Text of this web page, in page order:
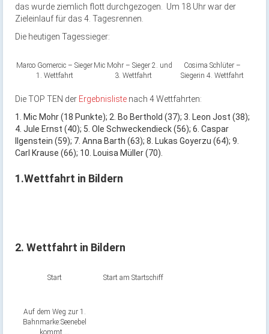
das wurde ziemlich flott durchgezogen. Um 18 Uhr war der
Zieleinlauf für das 4. Tagesrennen.
Die heutigen Tagessieger:
Marco Gomercic – Sieger
1. Wettfahrt
Mic Mohr – Sieger 2. und
3. Wettfahrt
Cosima Schlüter –
Siegerin 4. Wettfahrt
Die TOP TEN der Ergebnisliste nach 4 Wettfahrten:
1. Mic Mohr (18 Punkte); 2. Bo Berthold (37); 3. Leon Jost (38);
4. Jule Ernst (40); 5. Ole Schweckendieck (56); 6. Caspar
Ilgenstein (59); 7. Anna Barth (63); 8. Lukas Goyerzu (64); 9.
Carl Krause (66); 10. Louisa Müller (70).
1.Wettfahrt in Bildern
2. Wettfahrt in Bildern
Start Start am Startschiff
Auf dem Weg zur 1.
Bahnmarke:Seenebel
kommt …